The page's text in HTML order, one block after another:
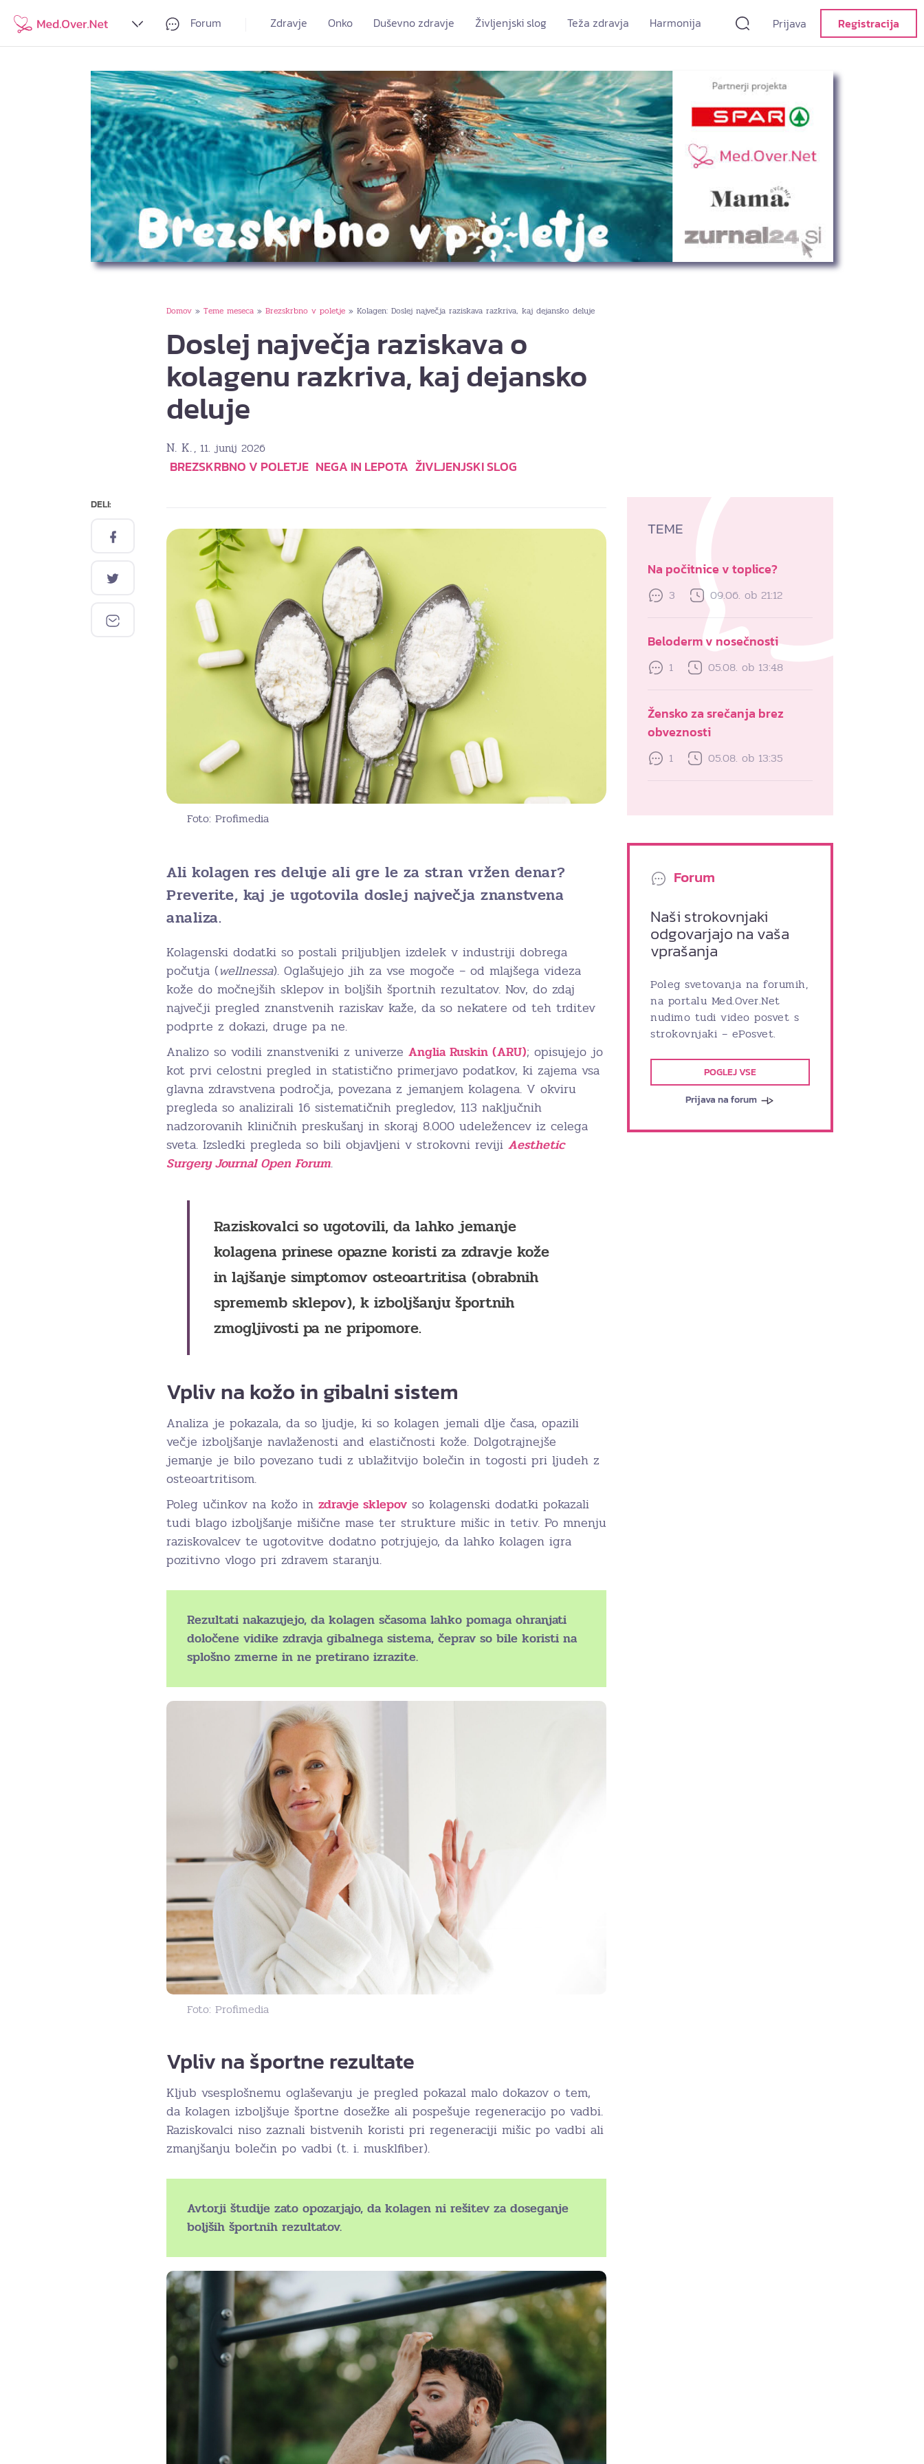
Forum Zdravje Onko Duševno zdravje Življenjski slog Teža zdravja Harmonija Prijava Registracija
Domov » Teme meseca » Brezskrbno v poletje » Kolagen: Doslej največja raziskava razkriva, kaj dejansko deluje
Doslej največja raziskava o
kolagenu razkriva, kaj dejansko
deluje
N. K., 11. junij 2026
BREZSKRBNO V POLETJE NEGA IN LEPOTA ŽIVLJENJSKI SLOG
DELI:
Foto: Profimedia
Ali kolagen res deluje ali gre le za stran vržen denar?
Preverite, kaj je ugotovila doslej največja znanstvena
analiza.
Kolagenski dodatki so postali priljubljen izdelek v industriji dobrega
počutja (wellnessa). Oglašujejo jih za vse mogoče – od mlajšega videza
kože do močnejših sklepov in boljših športnih rezultatov. Nov, do zdaj
največji pregled znanstvenih raziskav kaže, da so nekatere od teh trditev
podprte z dokazi, druge pa ne.
Analizo so vodili znanstveniki z univerze Anglia Ruskin (ARU); opisujejo jo
kot prvi celostni pregled in statistično primerjavo podatkov, ki zajema vsa
glavna zdravstvena področja, povezana z jemanjem kolagena. V okviru
pregleda so analizirali 16 sistematičnih pregledov, 113 naključnih
nadzorovanih kliničnih preskušanj in skoraj 8.000 udeležencev iz celega
sveta. Izsledki pregleda so bili objavljeni v strokovni reviji Aesthetic
Surgery Journal Open Forum.
Raziskovalci so ugotovili, da lahko jemanje
kolagena prinese opazne koristi za zdravje kože
in lajšanje simptomov osteoartritisa (obrabnih
sprememb sklepov), k izboljšanju športnih
zmogljivosti pa ne pripomore.
Vpliv na kožo in gibalni sistem
Analiza je pokazala, da so ljudje, ki so kolagen jemali dlje časa, opazili
večje izboljšanje navlaženosti and elastičnosti kože. Dolgotrajnejše
jemanje je bilo povezano tudi z ublažitvijo bolečin in togosti pri ljudeh z
osteoartritisom.
Poleg učinkov na kožo in zdravje sklepov so kolagenski dodatki pokazali
tudi blago izboljšanje mišične mase ter strukture mišic in tetiv. Po mnenju
raziskovalcev te ugotovitve dodatno potrjujejo, da lahko kolagen igra
pozitivno vlogo pri zdravem staranju.
Rezultati nakazujejo, da kolagen sčasoma lahko pomaga ohranjati
določene vidike zdravja gibalnega sistema, čeprav so bile koristi na
splošno zmerne in ne pretirano izrazite.
Foto: Profimedia
Vpliv na športne rezultate
Kljub vsesplošnemu oglaševanju je pregled pokazal malo dokazov o tem,
da kolagen izboljšuje športne dosežke ali pospešuje regeneracijo po vadbi.
Raziskovalci niso zaznali bistvenih koristi pri regeneraciji mišic po vadbi ali
zmanjšanju bolečin po vadbi (t. i. musklfiber).
Avtorji študije zato opozarjajo, da kolagen ni rešitev za doseganje
boljših športnih rezultatov.
TEME
Na počitnice v toplice?
3 09.06. ob 21:12
Beloderm v nosečnosti
1 05.08. ob 13:48
Žensko za srečanja brez
obveznosti
1 05.08. ob 13:35
Forum
Naši strokovnjaki
odgovarjajo na vaša
vprašanja
Poleg svetovanja na forumih,
na portalu Med.Over.Net
nudimo tudi video posvet s
strokovnjaki – ePosvet.
POGLEJ VSE
Prijava na forum